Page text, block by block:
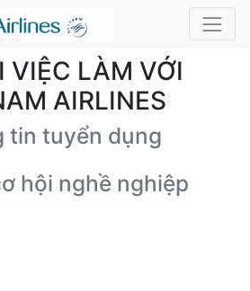
VIỆC LÀM VỚI
AIRLINES
tin tuyển dụng
hội nghề nghiệp